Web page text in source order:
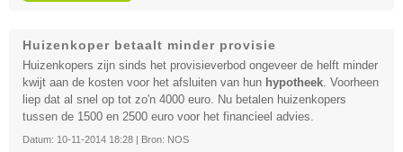
Huizenkoper betaalt minder provisie
Huizenkopers zijn sinds het provisieverbod ongeveer de helft minder
kwijt aan de kosten voor het afsluiten van hun hypotheek. Voorheen
liep dat al snel op tot zo'n 4000 euro. Nu betalen huizenkopers
tussen de 1500 en 2500 euro voor het financieel advies.
Datum: 10-11-2014 18:28 | Bron: NOS